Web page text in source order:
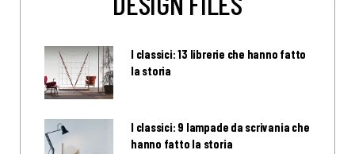
I classici: 13 librerie che hanno fatto
la storia
I classici: 9 lampade da scrivania che
hanno fatto la storia